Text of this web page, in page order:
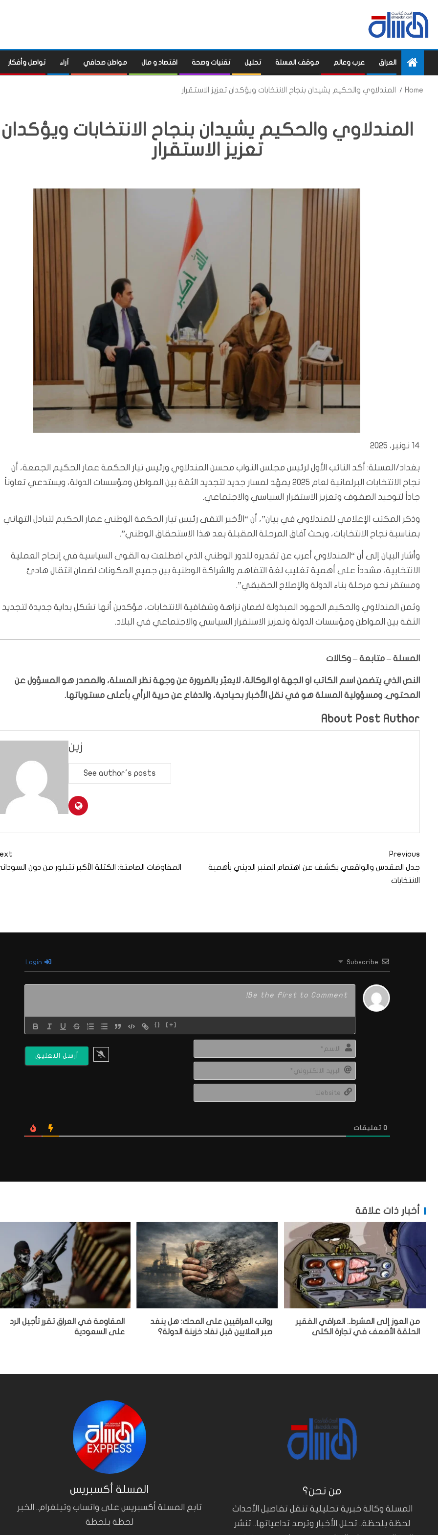
العراق عرب وعالم موقف المسلة تحليل تقنيات وصحة اقتصاد و مال مواطن صحافي آراء تواصل وأفكار
Home المندلاوي والحكيم يشيدان بنجاح الانتخابات ويؤكدان تعزيز الاستقرار
المندلاوي والحكيم يشيدان بنجاح الانتخابات ويؤكدان
تعزيز الاستقرار
14 نونبر، 2025
بغداد/المسلة: أكد النائب الأول لرئيس مجلس النواب محسن المندلاوي ورئيس تيار الحكمة عمار الحكيم الجمعة، أن
نجاح الانتخابات البرلمانية لعام 2025 يمهّد لمسار جديد لتجديد الثقة بين المواطن ومؤسسات الدولة، ويستدعي تعاوناً
جاداً لتوحيد الصفوف وتعزيز الاستقرار السياسي والاجتماعي.
وذكر المكتب الإعلامي للمندلاوي في بيان”، أن “الأخير التقى رئيس تيار الحكمة الوطني عمار الحكيم لتبادل التهاني
بمناسبة نجاح الانتخابات، وبحث آفاق المرحلة المقبلة بعد هذا الاستحقاق الوطني”.
وأشار البيان إلى أن “المندلاوي أعرب عن تقديره للدور الوطني الذي اضطلعت به القوى السياسية في إنجاح العملية
الانتخابية، مشدداً على أهمية تغليب لغة التفاهم والشراكة الوطنية بين جميع المكونات لضمان انتقال هادئ
ومستقر نحو مرحلة بناء الدولة والإصلاح الحقيقي”.
وثمن المندلاوي والحكيم الجهود المبذولة لضمان نزاهة وشفافية الانتخابات، مؤكدين أنها تشكل بداية جديدة لتجديد
الثقة بين المواطن ومؤسسات الدولة وتعزيز الاستقرار السياسي والاجتماعي في البلاد.
المسلة – متابعة – وكالات
النص الذي يتضمن اسم الكاتب او الجهة او الوكالة، لايعبّر بالضرورة عن وجهة نظر المسلة، والمصدر هو المسؤول عن
المحتوى. ومسؤولية المسلة هو في نقل الأخبار بحيادية، والدفاع عن حرية الرأي بأعلى مستوياتها.
About Post Author
زين
See author's posts
Previous
جدل المقدس والواقعي يكشف عن اهتمام المنبر الديني بأهمية
الانتخابات
المفاوضات الصامتة: الكتلة الأكبر تتبلور من دون
Subscribe
{} [+]
0 تعليقات
أخبار ذات علاقة
من العوز إلى المشرط.. العراقي الفقير
الحلقة الأضعف في تجارة الكلى
رواتب العراقيين على المحك: هل ينفد
صبر الملايين قبل نفاد خزينة الدولة؟
المقاومة في العراق تقرر تأجيل الرد
على السعودية
المسلة أكسبريس
تابع المسلة أكسبريس على واتساب وتيلغرام.. الخبر
لحظة بلحظة
من نحن؟
المسلة وكالة خبرية تحليلية تنقل تفاصيل الأحداث
لحظة بلحظة.. تحلل الأخبار وترصد تداعياتها.. تنشر